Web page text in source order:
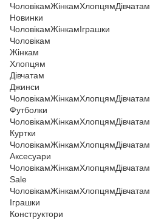
ЧоловікамЖінкамХлопцямДівчатам
Новинки
ЧоловікамЖінкамІграшки
Чоловікам
Жінкам
Хлопцям
Дівчатам
Джинси
ЧоловікамЖінкамХлопцямДівчатам
Футболки
ЧоловікамЖінкамХлопцямДівчатам
Куртки
ЧоловікамЖінкамХлопцямДівчатам
Аксесуари
ЧоловікамЖінкамХлопцямДівчатам
Sale
ЧоловікамЖінкамХлопцямДівчатам
Іграшки
Конструктори